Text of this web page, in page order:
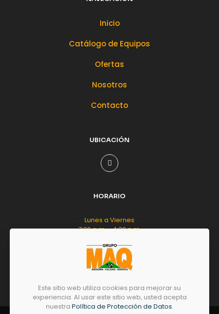
Inicio
Catálogo de Equipos
Ofertas
Nosotros
Contacto
UBICACIÓN
HORARIO
Lunes a Viernes
7:30 a.m. - 4:30 p.m.
Sábado
8:00 a.m. - 12:00 m.d.
Este sitio web utiliza cookies para mejorar su
experiencia. Al usar este sitio web, usted acepta
nuestra Política de Protección de Datos.